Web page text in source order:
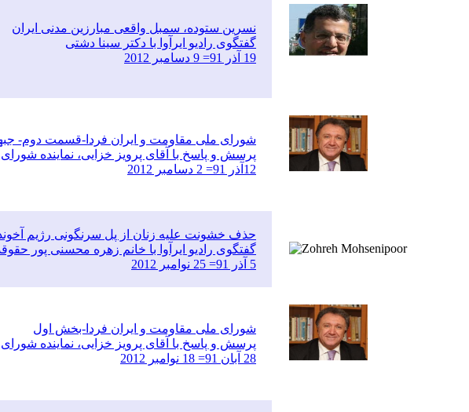
نسرین ستوده، سمبل واقعی مبارزین مدنی ایران
گفتگوی رادیو ایرآوا با دکتر سینا دشتی
19 آذر 91= 9 دسامبر 2012
شورای ملی مقاومت و ایران فردا-قسمت دوم-
پرسش و پاسخ با آقای پرویز خزایی، نماینده
12آذر 91= 2 دسامبر 2012
حذف خشونت علیه زنان از پل سرنگونی رژیم
گفتگوی رادیو ایرآوا با خانم زهره محسنی پور
5 آذر 91= 25 نوامبر 2012
شورای ملی مقاومت و ایران فردا-بخش اول
پرسش و پاسخ با آقای پرویز خزایی، نماینده
28 آبان 91= 18 نوامبر 2012